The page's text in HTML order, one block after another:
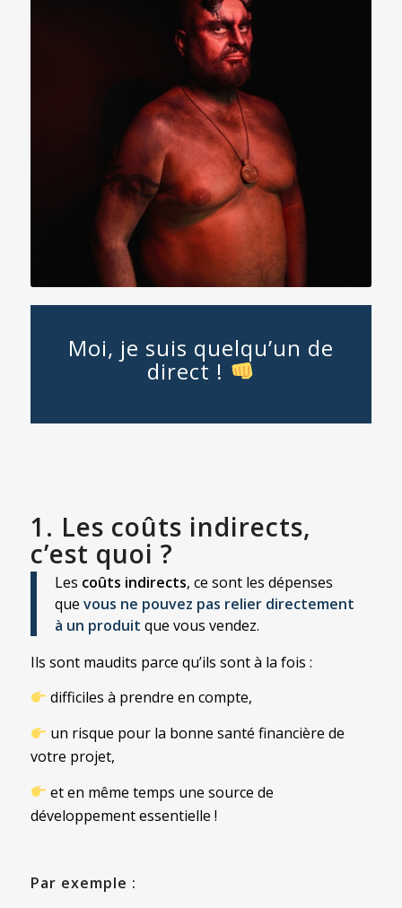
Moi, je suis quelqu’un de
direct !
1. Les coûts indirects,
c’est quoi ?
Les coûts indirects, ce sont les dépenses
que vous ne pouvez pas relier directement
à un produit que vous vendez.
Ils sont maudits parce qu’ils sont à la fois :
difficiles à prendre en compte,
un risque pour la bonne santé financière de
votre projet,
et en même temps une source de
développement essentielle !
Par exemple :